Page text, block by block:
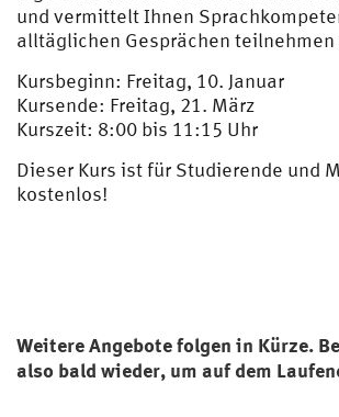
und vermittelt Ihnen
alltäglichen Gesprächen teilnehmen
Kursbeginn: Freitag, 10. Januar
Kursende: Freitag, 21. März
Kurszeit: 8:00 bis 11:15 Uhr
Dieser Kurs ist für Studierende und
kostenlos!
Weitere Angebote folgen in Kürze.
also bald wieder, um auf dem